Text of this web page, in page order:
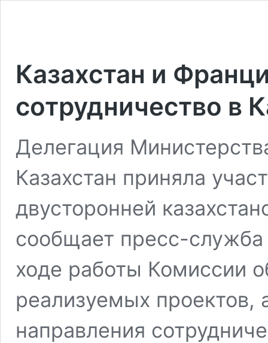
Казахстан и
сотрудничество в
Делегация
Казахстан приняла
двусторонней
сообщает пресс-
ходе работы Комиссии
реализуемых проектов,
направления